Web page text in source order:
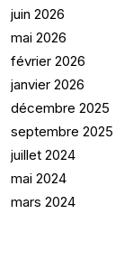
juin 2026
mai 2026
février 2026
janvier 2026
décembre 2025
septembre 2025
juillet 2024
mai 2024
mars 2024